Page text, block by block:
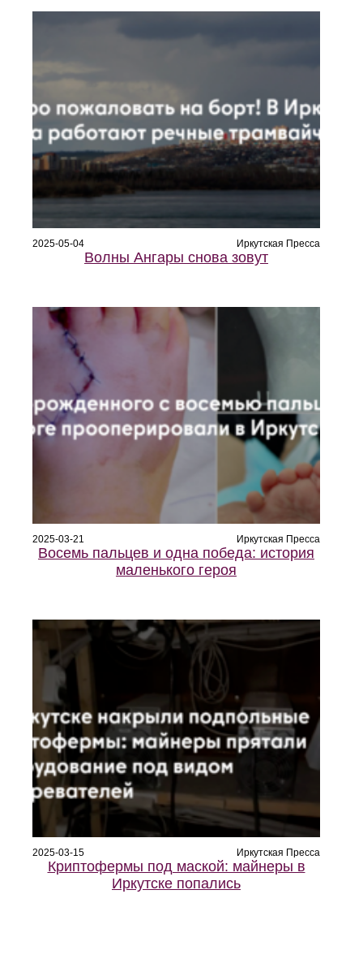
2025-05-04 Иркутская Пресса
Волны Ангары снова зовут
2025-03-21 Иркутская Пресса
Восемь пальцев и одна победа: история
маленького героя
2025-03-15 Иркутская Пресса
Криптофермы под маской: майнеры в
Иркутске попались